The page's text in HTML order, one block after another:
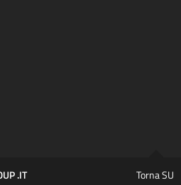
Torna SU
.IT